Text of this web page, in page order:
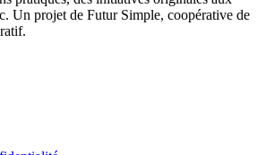
Un projet de Futur Simple, coopérative de